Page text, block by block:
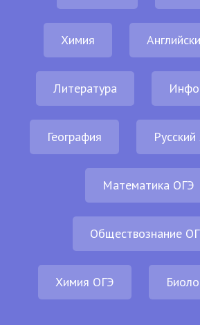
Химия
Литература
География
Математика ОГЭ
Обществознание
Химия ОГЭ